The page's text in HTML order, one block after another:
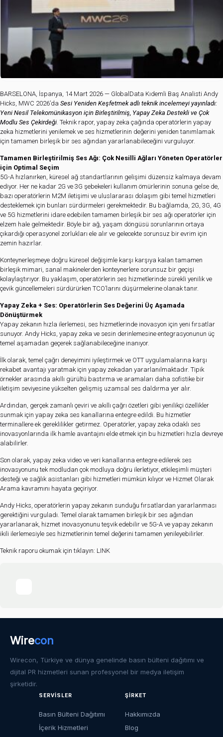
BARSELONA, İspanya, 14 Mart 2026 — GlobalData Kıdemli Baş Analisti Andy
Hicks, MWC 2026’da Sesi Yeniden Keşfetmek adlı teknik incelemeyi yayınladı:
Yeni Nesil Telekomünikasyon için Birleştirilmiş, Yapay Zeka Destekli ve Çok
Modlu Ses Çekirdeği . Teknik rapor, yapay zeka çağında operatörlerin yapay
zeka hizmetlerini yenilemek ve ses hizmetlerinin değerini yeniden tanımlamak
için tamamen birleşik bir ses ağından yararlanabileceğini vurguluyor.
Tamamen Birleştirilmiş Ses Ağı: Çok Nesilli Ağları Yöneten Operatörler
için Optimal Seçim
5G-A hızlanırken, küresel ağ standartlarının gelişimi düzensiz kalmaya devam
ediyor. Her ne kadar 2G ve 3G şebekeleri kullanım ömürlerinin sonuna gelse de,
bazı operatörlerin M2M iletişimi ve uluslararası dolaşım gibi temel hizmetleri
desteklemek için bunları sürdürmeleri gerekmektedir. Bu bağlamda, 2G, 3G, 4G
ve 5G hizmetlerini idare edebilen tamamen birleşik bir ses ağı operatörler için
elzem hale gelmektedir. Böyle bir ağ, yaşam döngüsü sorunlarının ortaya
çıkardığı operasyonel zorlukları ele alır ve gelecekte sorunsuz bir evrim için
zemin hazırlar.
Konteynerleşmeye doğru küresel değişimle karşı karşıya kalan tamamen
birleşik mimari, sanal makinelerden konteynerlere sorunsuz bir geçişi
kolaylaştırıyor. Bu yaklaşım, operatörlerin ses hizmetlerinde sürekli yenilik ve
çevik güncellemeleri sürdürürken TCO’larını düşürmelerine olanak tanır.
Yapay Zeka + Ses: Operatörlerin Ses Değerini Üç Aşamada
Dönüştürmek
Yapay zekanın hızla ilerlemesi, ses hizmetlerinde inovasyon için yeni fırsatlar
sunuyor. Andy Hicks, yapay zeka ve sesin derinlemesine entegrasyonunun üç
temel aşamadan geçerek sağlanabileceğine inanıyor.
İlk olarak, temel çağrı deneyimini iyileştirmek ve OTT uygulamalarına karşı
rekabet avantajı yaratmak için yapay zekadan yararlanılmaktadır. Tipik
örnekler arasında akıllı gürültü bastırma ve aramaları daha sofistike bir
iletişim seviyesine yükselten gelişmiş uzamsal ses daldırma yer alır.
Ardından, gerçek zamanlı çeviri ve akıllı çağrı özetleri gibi yenilikçi özellikler
sunmak için yapay zeka ses kanallarına entegre edildi. Bu hizmetler
terminallere ek gereklilikler getirmez. Operatörler, yapay zeka odaklı ses
inovasyonlarında ilk hamle avantajını elde etmek için bu hizmetleri hızla devreye
alabilirler.
Son olarak, yapay zeka video ve veri kanallarına entegre edilerek ses
inovasyonunu tek modludan çok modluya doğru ilerletiyor, etkileşimli müşteri
desteği ve sağlık asistanları gibi hizmetleri mümkün kılıyor ve Hizmet Olarak
Arama kavramını hayata geçiriyor.
Andy Hicks, operatörlerin yapay zekanın sunduğu fırsatlardan yararlanması
gerektiğini vurguladı. Temel olarak tamamen birleşik bir ses ağından
yararlanarak, hizmet inovasyonunu teşvik edebilir ve 5G-A ve yapay zekanın
ikili ilerlemesiyle ses hizmetlerinin temel değerini tamamen yenileyebilirler.
Teknik raporu okumak için tıklayın: LINK
Wirecon
Wirecon, Türkiye ve dünya genelinde basın bülteni dağıtımı ve
dijital PR hizmetleri sunan profesyonel bir medya iletişim
şirketidir.
SERVISLER
Basın Bülteni Dağıtımı
İçerik Hizmetleri
ŞIRKET
Hakkımızda
Blog